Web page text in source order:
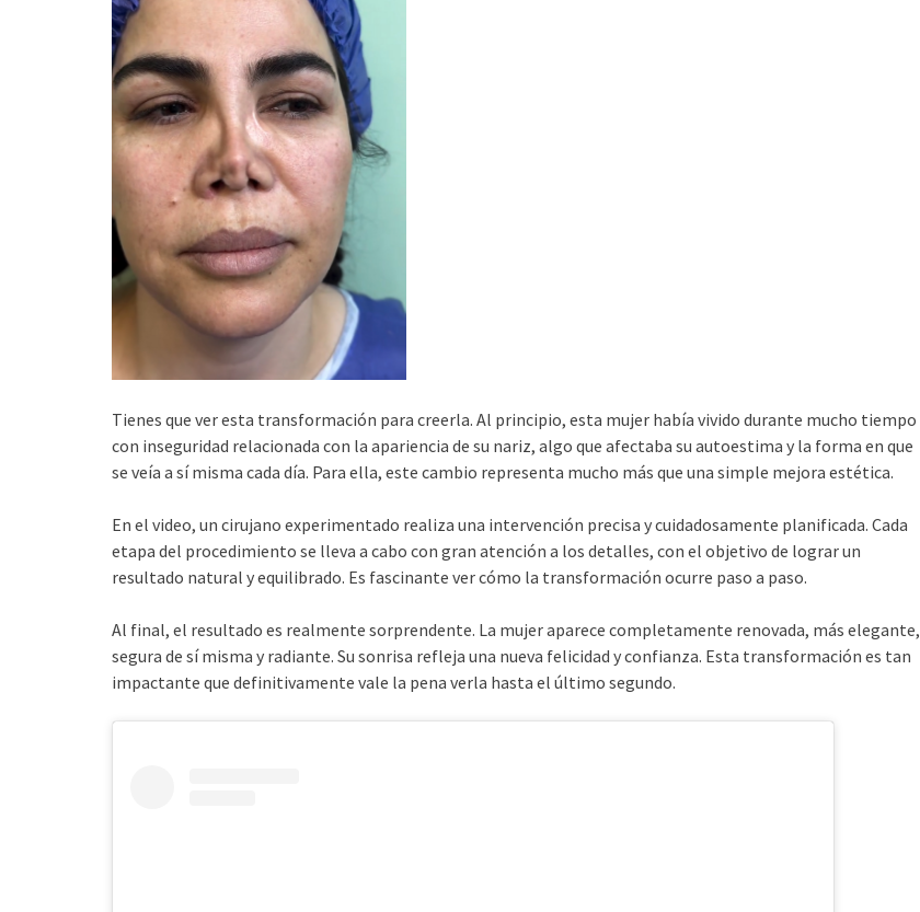
Tienes que ver esta transformación para creerla. Al principio, esta mujer había vivido durante mucho tiempo
con inseguridad relacionada con la apariencia de su nariz, algo que afectaba su autoestima y la forma en que
se veía a sí misma cada día. Para ella, este cambio representa mucho más que una simple mejora estética.
En el video, un cirujano experimentado realiza una intervención precisa y cuidadosamente planificada. Cada
etapa del procedimiento se lleva a cabo con gran atención a los detalles, con el objetivo de lograr un
resultado natural y equilibrado. Es fascinante ver cómo la transformación ocurre paso a paso.
Al final, el resultado es realmente sorprendente. La mujer aparece completamente renovada, más elegante,
segura de sí misma y radiante. Su sonrisa refleja una nueva felicidad y confianza. Esta transformación es tan
impactante que definitivamente vale la pena verla hasta el último segundo.